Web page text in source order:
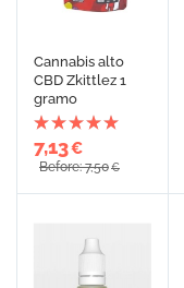
Cannabis alto
CBD Zkittlez 1
gramo
7,13€
Before: 7,50€